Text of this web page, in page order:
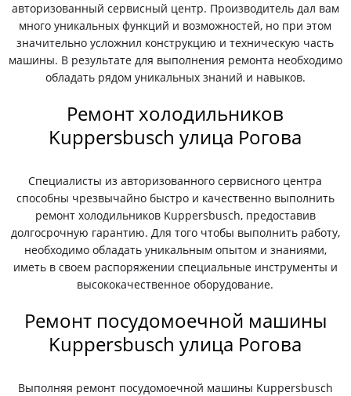
авторизованный сервисный центр. Производитель дал вам
много уникальных функций и возможностей, но при этом
значительно усложнил конструкцию и техническую часть
машины. В результате для выполнения ремонта необходимо
обладать рядом уникальных знаний и навыков.
Ремонт холодильников
Kuppersbusch улица Рогова
Специалисты из авторизованного сервисного центра
способны чрезвычайно быстро и качественно выполнить
ремонт холодильников Kuppersbusch, предоставив
долгосрочную гарантию. Для того чтобы выполнить работу,
необходимо обладать уникальным опытом и знаниями,
иметь в своем распоряжении специальные инструменты и
высококачественное оборудование.
Ремонт посудомоечной машины
Kuppersbusch улица Рогова
Выполняя ремонт посудомоечной машины Kuppersbusch